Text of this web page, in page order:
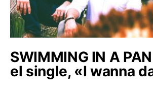
SWIMMING IN A
el single, «I wanna